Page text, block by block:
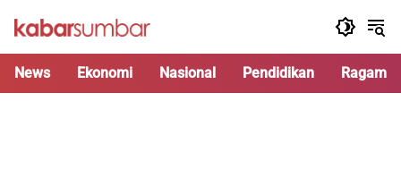
News Ekonomi Nasional Pendidikan Ragam